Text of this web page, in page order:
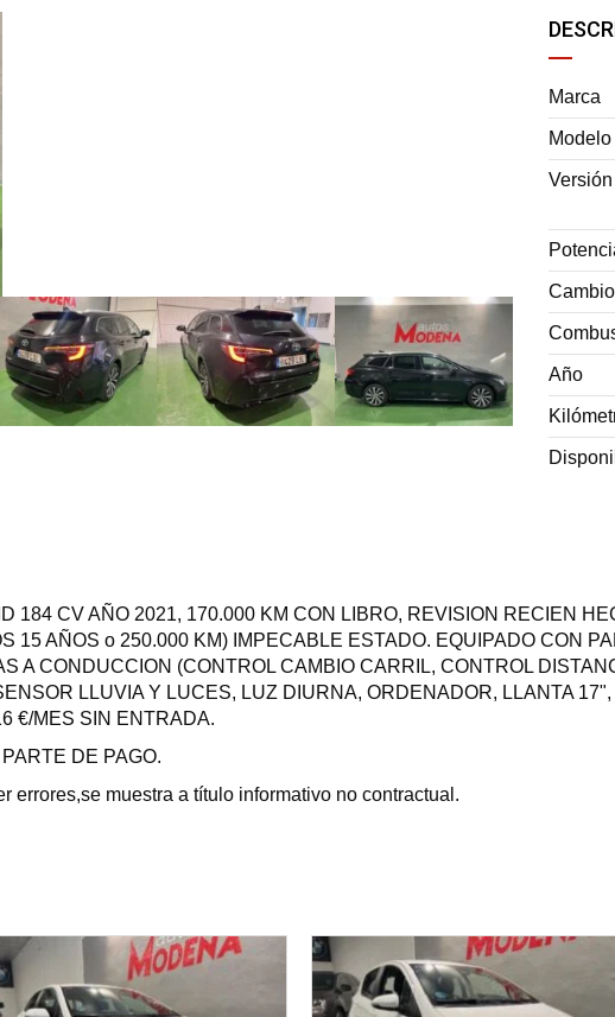
Marca
Modelo
Versión
Cambio
Año
184 CV AÑO 2021, 170.000 KM CON LIBRO, REVISION RECIEN
15 AÑOS o 250.000 KM) IMPECABLE ESTADO. EQUIPADO CON
A CONDUCCION (CONTROL CAMBIO CARRIL, CONTROL
LLUVIA Y LUCES, LUZ DIURNA, ORDENADOR, LLANTA
€/MES SIN ENTRADA.
DE PAGO.
errores,se muestra a título informativo no contractual.